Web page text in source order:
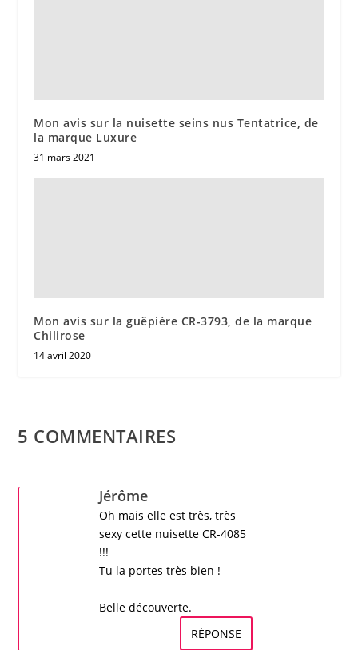
Mon avis sur la nuisette seins nus Tentatrice, de
la marque Luxure
31 mars 2021
Mon avis sur la guêpière CR-3793, de la marque
Chilirose
14 avril 2020
5 COMMENTAIRES
Jérôme
Oh mais elle est très, très
sexy cette nuisette CR-4085
!!!
Tu la portes très bien !
Belle découverte.
RÉPONSE